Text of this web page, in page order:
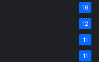
16
12
11
11